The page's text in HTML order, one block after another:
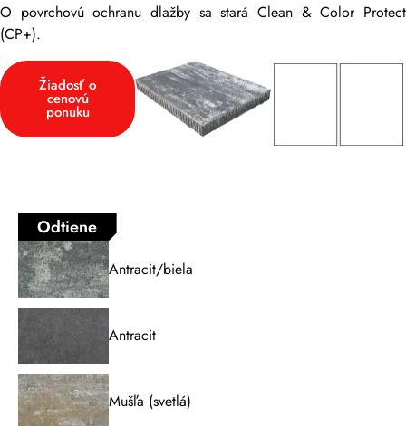
O povrchovú ochranu dlažby sa stará Clean & Color Protect
(CP+).
Žiadosť o
cenovú
ponuku
Odtiene
Antracit/biela
Antracit
Mušľa (svetlá)